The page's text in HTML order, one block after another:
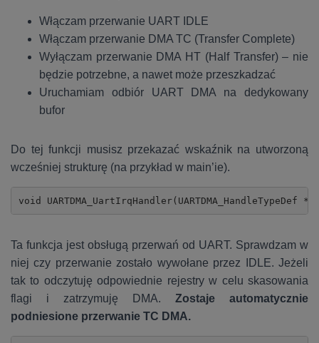
Włączam przerwanie UART IDLE
Włączam przerwanie DMA TC (Transfer Complete)
Wyłączam przerwanie DMA HT (Half Transfer) – nie
będzie potrzebne, a nawet może przeszkadzać
Uruchamiam odbiór UART DMA na dedykowany
bufor
Do tej funkcji musisz przekazać wskaźnik na utworzoną
wcześniej strukturę (na przykład w main’ie).
void UARTDMA_UartIrqHandler(UARTDMA_HandleTypeDef
Ta funkcja jest obsługą przerwań od UART. Sprawdzam w
niej czy przerwanie zostało wywołane przez IDLE. Jeżeli
tak to odczytuję odpowiednie rejestry w celu skasowania
flagi i zatrzymuję DMA. Zostaje automatycznie
podniesione przerwanie TC DMA.